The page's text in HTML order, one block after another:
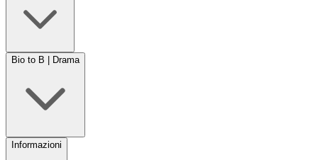
Bio to B | Drama
Informazioni